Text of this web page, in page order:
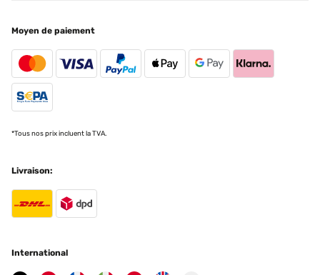
Optisch ansprechend, funktioniert
Amazon-Benutzer
Traduire
Amazon-Benutzer
Moyen de paiement
*Tous nos prix incluent la TVA.
Livraison:
International